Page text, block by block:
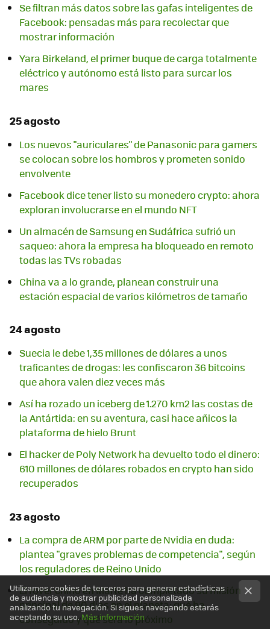
Se filtran más datos sobre las gafas inteligentes de
Facebook: pensadas más para recolectar que
mostrar información
Yara Birkeland, el primer buque de carga totalmente
eléctrico y autónomo está listo para surcar los
mares
25 agosto
Los nuevos "auriculares" de Panasonic para gamers
se colocan sobre los hombros y prometen sonido
envolvente
Facebook dice tener listo su monedero crypto: ahora
exploran involucrarse en el mundo NFT
Un almacén de Samsung en Sudáfrica sufrió un
saqueo: ahora la empresa ha bloqueado en remoto
todas las TVs robadas
China va a lo grande, planean construir una
estación espacial de varios kilómetros de tamaño
24 agosto
Suecia le debe 1,35 millones de dólares a unos
traficantes de drogas: les confiscaron 36 bitcoins
que ahora valen diez veces más
Así ha rozado un iceberg de 1.270 km2 las costas de
la Antártida: en su aventura, casi hace añicos la
plataforma de hielo Brunt
El hacker de Poly Network ha devuelto todo el dinero:
610 millones de dólares robados en crypto han sido
recuperados
23 agosto
La compra de ARM por parte de Nvidia en duda:
plantea "graves problemas de competencia", según
los reguladores de Reino Unido
El rover chino en Marte ha completado su misión
principal de 90 días en el planeta: qué ha
conseguido y qué será lo próximo
Utilizamos cookies de terceros para generar estadísticas
de audiencia y mostrar publicidad personalizada
analizando tu navegación. Si sigues navegando estarás
aceptando su uso.Más información